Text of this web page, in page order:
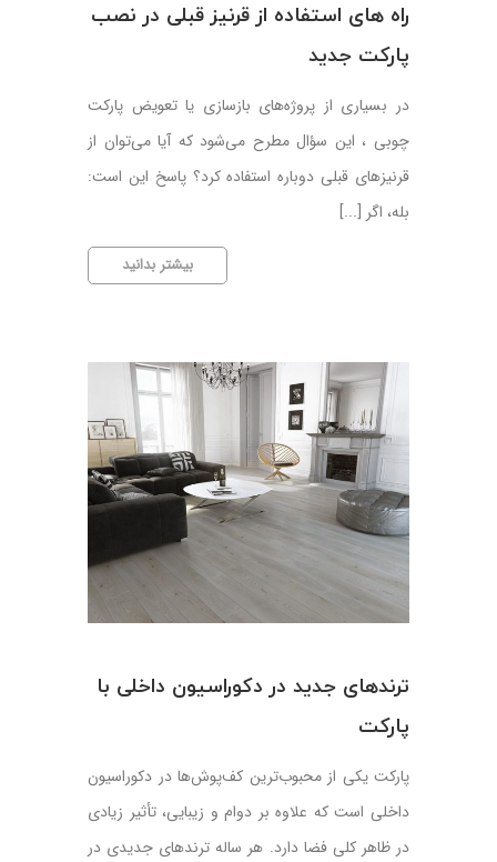
راه های استفاده از قرنیز قبلی در نصب
پارکت جدید
در بسیاری از پروژه‌های بازسازی یا تعویض پارکت
چوبی ، این سؤال مطرح می‌شود که آیا می‌توان از
قرنیزهای قبلی دوباره استفاده کرد؟ پاسخ این است:
بله، اگر [...]
بیشتر بدانید
از
قبلی
در
نصب
جدید
ترندهای جدید در دکوراسیون داخلی با
پارکت
پارکت یکی از محبوب‌ترین کف‌پوش‌ها در دکوراسیون
داخلی است که علاوه بر دوام و زیبایی، تأثیر زیادی
در ظاهر کلی فضا دارد. هر ساله ترندهای جدیدی در